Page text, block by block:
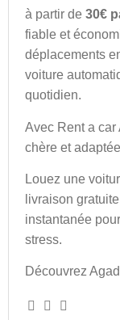
à partir de 30€
fiable et
déplacements
voiture
quotidien.
Avec Rent a car
chère et
Louez une
livraison
instantanée
stress.
Découvrez